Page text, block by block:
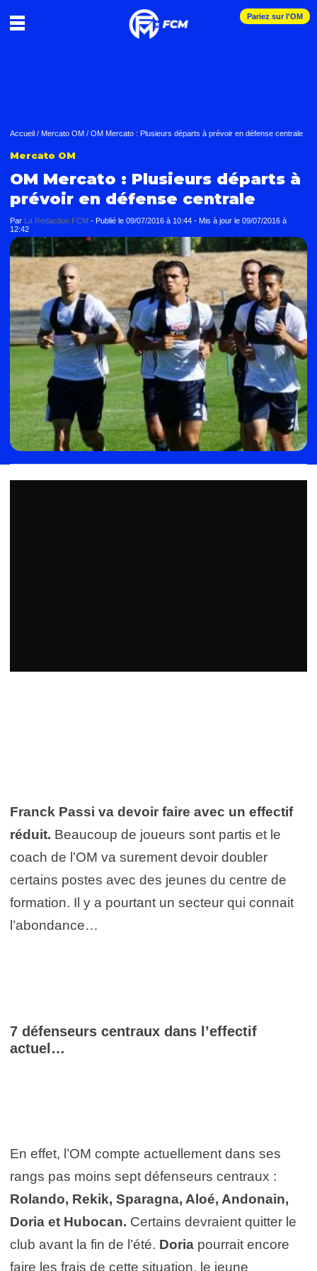
Pariez sur l'OM
Accueil / Mercato OM / OM Mercato : Plusieurs départs à prévoir en défense centrale
Mercato OM
OM Mercato : Plusieurs départs à
prévoir en défense centrale
Par La Redaction FCM - Publié le 09/07/2016 à 10:44 - Mis à jour le 09/07/2016 à
12:42
Franck Passi va devoir faire avec un effectif
réduit. Beaucoup de joueurs sont partis et le
coach de l’OM va surement devoir doubler
certains postes avec des jeunes du centre de
formation. Il y a pourtant un secteur qui connait
l’abondance…
7 défenseurs centraux dans l’effectif
actuel…
En effet, l’OM compte actuellement dans ses
rangs pas moins sept défenseurs centraux :
Rolando, Rekik, Sparagna, Aloé, Andonain,
Doria et Hubocan. Certains devraient quitter le
club avant la fin de l’été. Doria pourrait encore
faire les frais de cette situation, le jeune